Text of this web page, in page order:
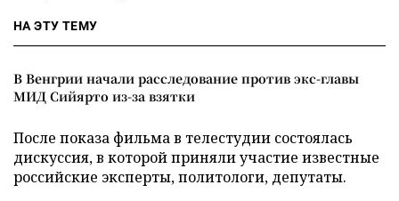
НА ЭТУ ТЕМУ
В Венгрии начали расследование против экс-главы
МИД Сийярто из-за взятки
После показа фильма в телестудии состоялась
дискуссия, в которой приняли участие известные
российские эксперты, политологи, депутаты.